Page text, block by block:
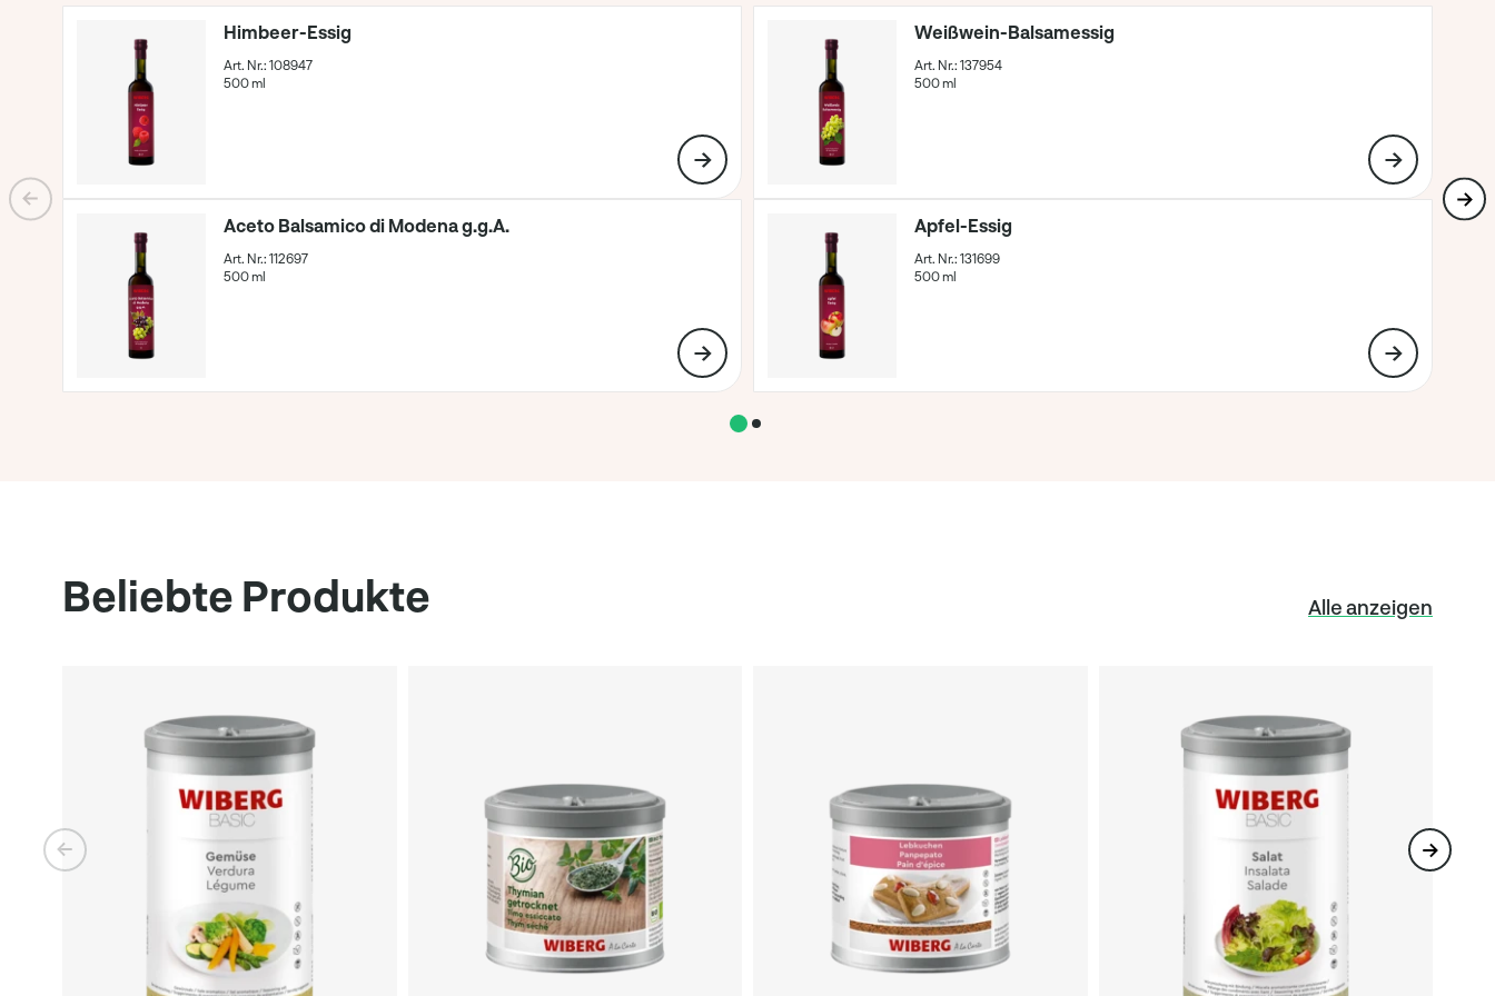
Himbeer-Essig
Art. Nr.: 108947
500 ml
Aceto Balsamico di Modena g.g.A.
Art. Nr.: 112697
500 ml
Weißwein-Balsamessig
Art. Nr.: 137954
500 ml
Apfel-Essig
Art. Nr.: 131699
500 ml
Beliebte Produkte Alle anzeigen